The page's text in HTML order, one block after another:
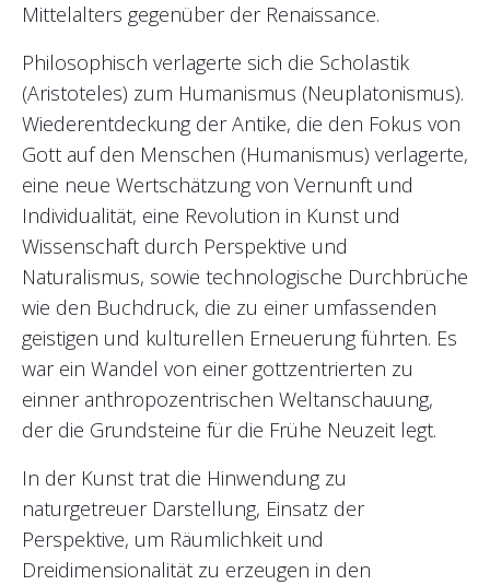
Mittelalters gegenüber der Renaissance.
Philosophisch verlagerte sich die Scholastik
(Aristoteles) zum Humanismus (Neuplatonismus).
Wiederentdeckung der Antike, die den Fokus von
Gott auf den Menschen (Humanismus) verlagerte,
eine neue Wertschätzung von Vernunft und
Individualität, eine Revolution in Kunst und
Wissenschaft durch Perspektive und
Naturalismus, sowie technologische Durchbrüche
wie den Buchdruck, die zu einer umfassenden
geistigen und kulturellen Erneuerung führten. Es
war ein Wandel von einer gottzentrierten zu
einner anthropozentrischen Weltanschauung,
der die Grundsteine für die Frühe Neuzeit legt.
In der Kunst trat die Hinwendung zu
naturgetreuer Darstellung, Einsatz der
Perspektive, um Räumlichkeit und
Dreidimensionalität zu erzeugen in den